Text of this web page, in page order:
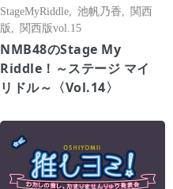
StageMyRiddle
池帆乃香
関西
版
関西版vol.15
NMB48のStage My
Riddle！～ステージ マイ
リドル～〈Vol.14〉